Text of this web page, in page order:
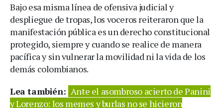
Bajo esa misma línea de ofensiva judicial y
despliegue de tropas, los voceros reiteraron que la
manifestación pública es un derecho constitucional
protegido, siempre y cuando se realice de manera
pacífica y sin vulnerar la movilidad ni la vida de los
demás colombianos.
Lea también: Ante el asombroso acierto de Panini
y Lorenzo: los memes y burlas no se hicieron